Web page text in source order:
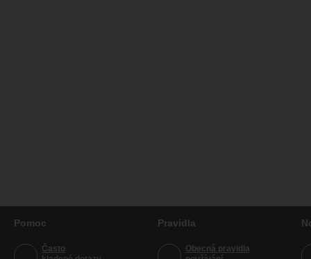
Pomoc
Často
Pravidla
Obecná pravidla